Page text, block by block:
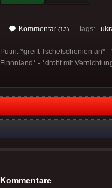
Kommentar (13) tags:
Putin: *greift Tschetschenien an*
Finnnland* - *droht mit
Kommentare